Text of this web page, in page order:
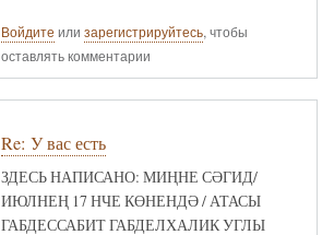
Войдите или зарегистрируйтесь, чтобы
оставлять комментарии
Re: У вас есть
ЗДЕСЬ НАПИСАНО: МИҢНЕ СӘГИД/
ИЮЛНЕҢ 17 НЧЕ КӨНЕНДӘ / АТАСЫ
ГАБДЕССАБИТ ГАБДЕЛХАЛИК УГЛЫ